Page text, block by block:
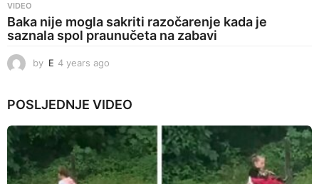
VIDEO
Baka nije mogla sakriti razočarenje kada je
saznala spol praunučeta na zabavi
by E 4 years ago
a
a
g
o
POSLJEDNJE VIDEO